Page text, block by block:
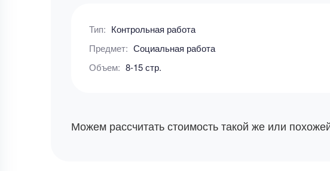
Тип: Контрольная работа
Предмет: Социальная работа
Объем: 8-15 стр.
Можем рассчитать стоимость такой же или